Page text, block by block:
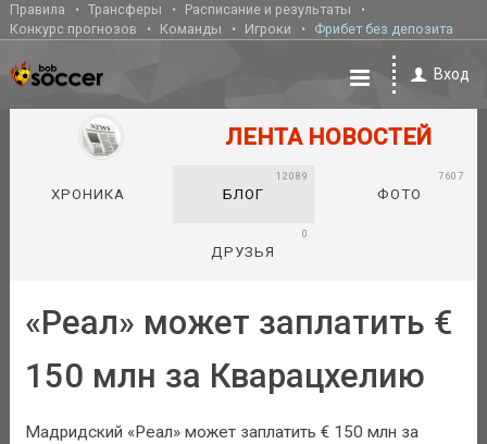
Правила Трансферы
Расписание и результаты
Конкурс прогнозов
Команды Игроки Фрибет без депозита
Вход
ЛЕНТА НОВОСТЕЙ
ХРОНИКА БЛОГ
12089
ФОТО
7607
ДРУЗЬЯ
0
«Реал» может заплатить €
150 млн за Кварацхелию
Мадридский «Реал» может заплатить € 150 млн за